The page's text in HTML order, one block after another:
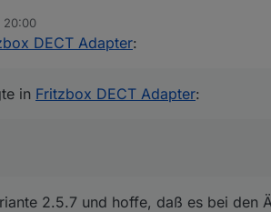
20:00
DECT Adapter:
in Fritzbox DECT Adapter:
2.5.7 und hoffe, daß es bei den